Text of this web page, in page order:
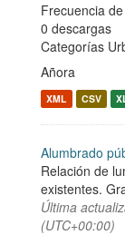
Frecuencia
0 descargas
Categorías
Añora
XML CSV
Alumbrado
Relación de
existentes.
Última
(UTC+00:00)